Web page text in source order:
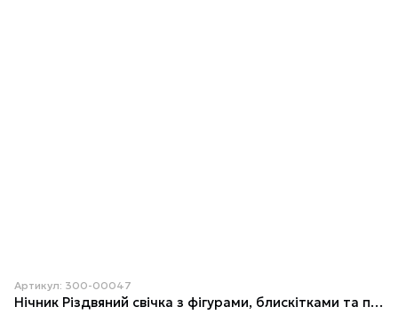
Артикул: 300-00047
Нічник Різдвяний свічка з фігурами, блискітками та підсвіткою (2*AAА) 15,5см 3